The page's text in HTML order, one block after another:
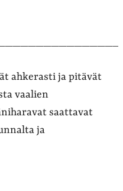
ahkerasti ja pitävät
vaalien
saattavat
ja